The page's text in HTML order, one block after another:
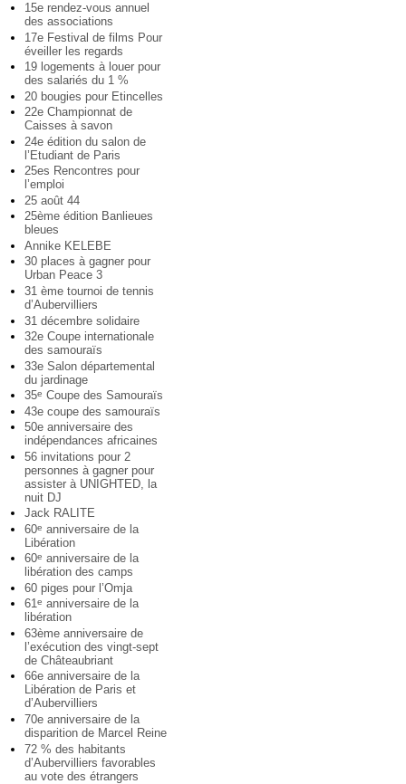
15e rendez-vous annuel
des associations
17e Festival de films Pour
éveiller les regards
19 logements à louer pour
des salariés du 1 %
20 bougies pour Etincelles
22e Championnat de
Caisses à savon
24e édition du salon de
l’Etudiant de Paris
25es Rencontres pour
l’emploi
25 août 44
25ème édition Banlieues
bleues
Annike KELEBE
30 places à gagner pour
Urban Peace 3
31 ème tournoi de tennis
d’Aubervilliers
31 décembre solidaire
32e Coupe internationale
des samouraïs
33e Salon départemental
du jardinage
35e Coupe des Samouraïs
43e coupe des samouraïs
50e anniversaire des
indépendances africaines
56 invitations pour 2
personnes à gagner pour
assister à UNIGHTED, la
nuit DJ
Jack RALITE
60e anniversaire de la
Libération
60e anniversaire de la
libération des camps
60 piges pour l’Omja
61e anniversaire de la
libération
63ème anniversaire de
l’exécution des vingt-sept
de Châteaubriant
66e anniversaire de la
Libération de Paris et
d’Aubervilliers
70e anniversaire de la
disparition de Marcel Reine
72 % des habitants
d’Aubervilliers favorables
au vote des étrangers